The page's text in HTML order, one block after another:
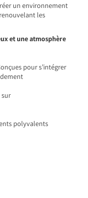
un environnement
les
et une atmosphère
pour s’intégrer
sur
polyvalents